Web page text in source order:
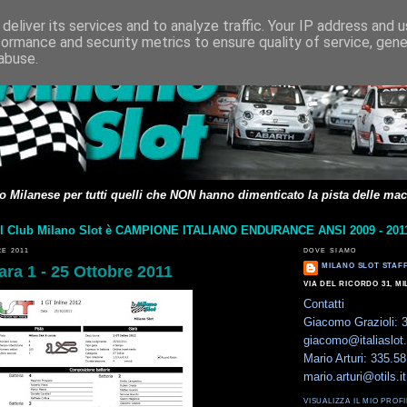
Milanese per tutti quelli che NON hanno dimenticato la pista delle
Club Milano Slot è CAMPIONE ITALIANO ENDURANCE ANSI 2009 -
2011
1 - 25 Ottobre 2011
DOVE SIAMO
MILANO SLOT
VIA DEL RICORDO 31,
Contatti
Giacomo Grazioli:
Mario Arturi:
mario.arturi@otils.it
VISUALIZZA IL MIO
its services and to analyze traffic. Your IP address and
and security metrics to ensure quality of service,